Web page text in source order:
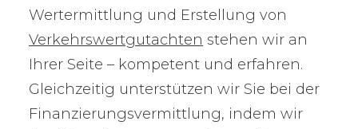
Wertermittlung und Erstellung von
Verkehrswertgutachten stehen wir an
Ihrer Seite – kompetent und erfahren.
Gleichzeitig unterstützen wir Sie bei der
Finanzierungsvermittlung, indem wir